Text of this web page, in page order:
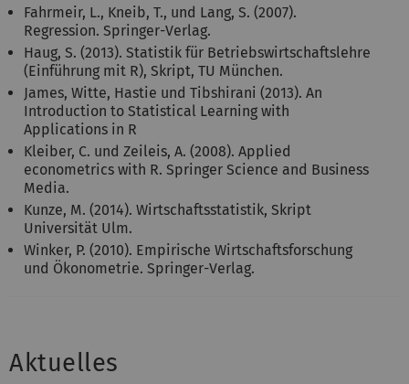
Fahrmeir, L., Kneib, T., und Lang, S. (2007).
Regression. Springer-Verlag.
Haug, S. (2013). Statistik für Betriebswirtschaftslehre
(Einführung mit R), Skript, TU München.
James, Witte, Hastie und Tibshirani (2013). An
Introduction to Statistical Learning with
Applications in R
Kleiber, C. und Zeileis, A. (2008). Applied
econometrics with R. Springer Science and Business
Media.
Kunze, M. (2014). Wirtschaftsstatistik, Skript
Universität Ulm.
Winker, P. (2010). Empirische Wirtschaftsforschung
und Ökonometrie. Springer-Verlag.
Aktuelles